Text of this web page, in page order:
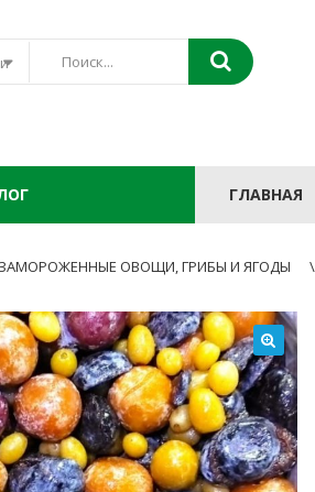
ГЛАВНАЯ
ЗАМОРОЖЕННЫЕ ОВОЩИ, ГРИБЫ И ЯГОДЫ
🔍